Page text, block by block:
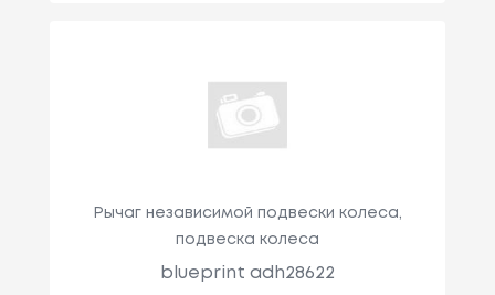
Рычаг независимой подвески колеса,
подвеска колеса
blueprint adh28622